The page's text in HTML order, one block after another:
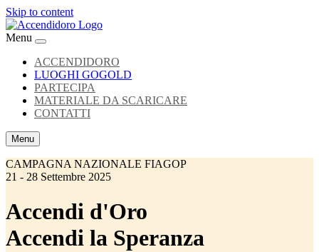
Skip to content
Menu
ACCENDIDORO
LUOGHI GOGOLD
PARTECIPA
MATERIALE DA SCARICARE
CONTATTI
Menu
CAMPAGNA NAZIONALE FIAGOP
21 - 28 Settembre 2025
Accendi d'Oro
Accendi la Speranza